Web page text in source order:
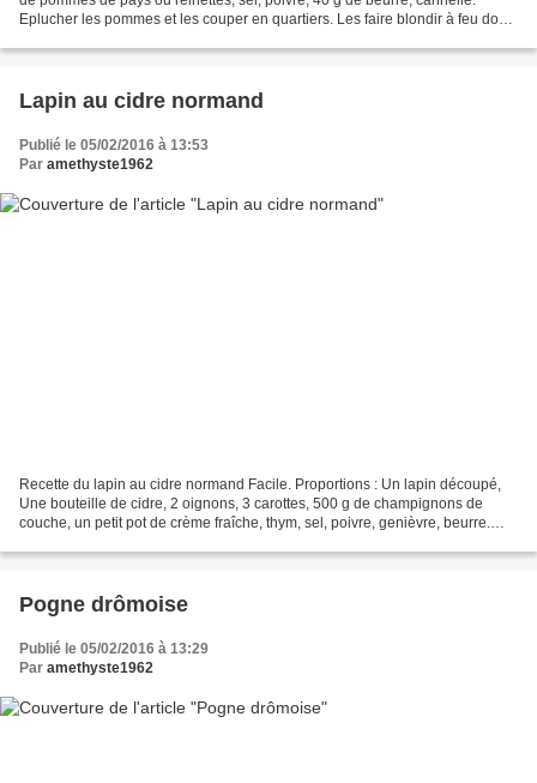
Eplucher les pommes et les couper en quartiers. Les faire blondir à feu doux
Lapin au cidre normand
Publié le 05/02/2016 à 13:53
Par amethyste1962
Recette du lapin au cidre normand Facile. Proportions : Un lapin découpé,
Une bouteille de cidre, 2 oignons, 3 carottes, 500 g de champignons de
couche, un petit pot de crème fraîche, thym, sel, poivre, genièvre, beurre.
Pogne drômoise
Publié le 05/02/2016 à 13:29
Par amethyste1962